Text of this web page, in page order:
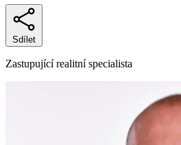
Sdílet
Zastupující realitní specialista